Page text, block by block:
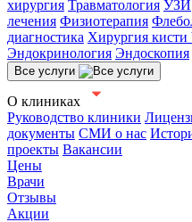
хирургия Травматология УЗИ
лечения Физиотерапия
диагностика Хирургия кисти
Эндокринология Эндоскопия
Все услуги
О клиниках
Руководство клиники
документы СМИ о нас
проекты Вакансии
Цены
Врачи
Отзывы
Акции